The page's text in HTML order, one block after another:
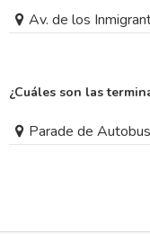
Av. de los
¿Cuáles son las
Parade de